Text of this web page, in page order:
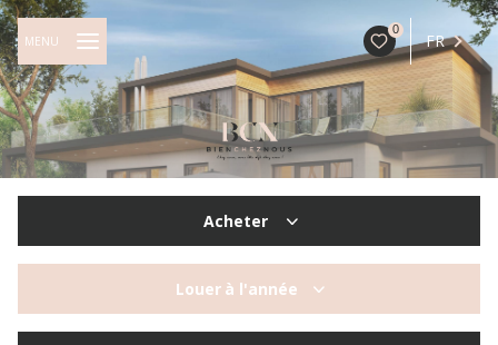
0
FR
MENU
Acheter
Louer à l'année